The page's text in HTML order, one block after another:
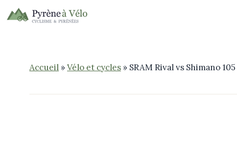
Aller
au
Accueil »Vélo et cycles » SRAM Rival vs Shimano